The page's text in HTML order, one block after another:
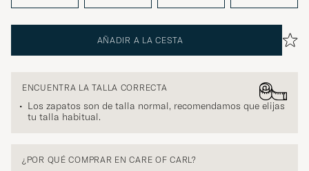
AÑADIR A LA CESTA
ENCUENTRA LA TALLA CORRECTA
Los zapatos son de talla normal, recomendamos que elijas
tu talla habitual.
¿POR QUÉ COMPRAR EN CARE OF CARL?